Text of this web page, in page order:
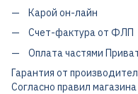
Карой он-лайн
Счет-фактура от ФЛП
Оплата частями
Гарантия от
Согласно правил